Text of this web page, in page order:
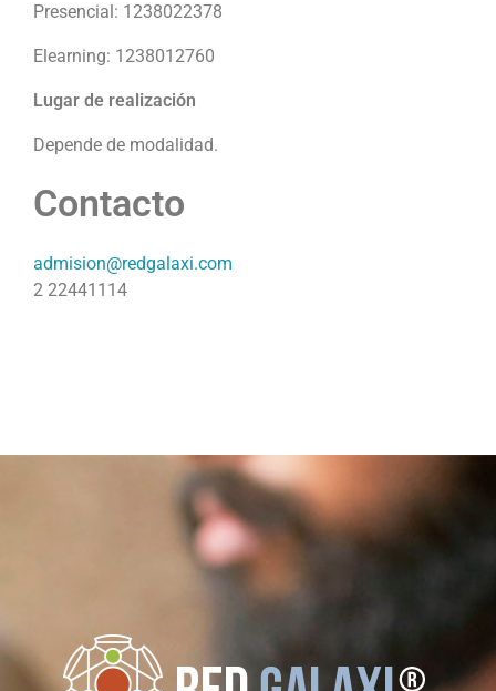
Presencial: 1238022378
Elearning: 1238012760
Lugar de realización
Depende de modalidad.
Contacto
admision@redgalaxi.com
2 22441114